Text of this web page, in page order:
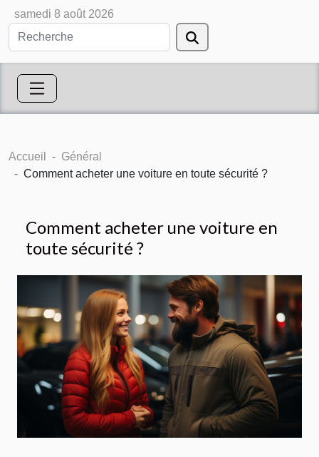
samedi 8 août 2026
Accueil
Général
Comment acheter une voiture en toute sécurité ?
Comment acheter une voiture en
toute sécurité ?